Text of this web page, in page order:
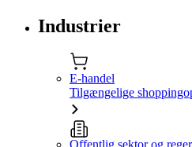
Industrier
E-handel
Tilgængelige
Offentlig sektor og